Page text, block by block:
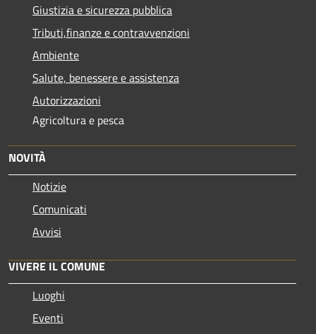
Giustizia e sicurezza pubblica
Tributi,finanze e contravvenzioni
Ambiente
Salute, benessere e assistenza
Autorizzazioni
Agricoltura e pesca
NOVITÀ
Notizie
Comunicati
Avvisi
VIVERE IL COMUNE
Luoghi
Eventi